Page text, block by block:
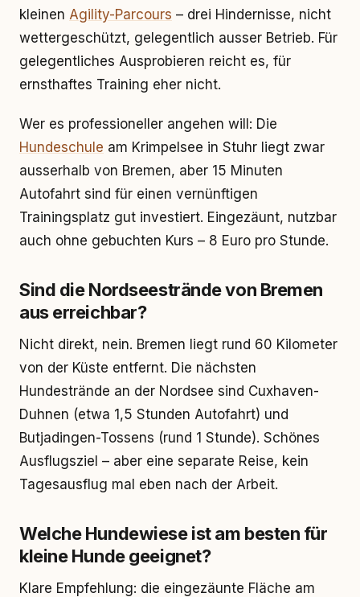
kleinen Agility-Parcours – drei Hindernisse, nicht
wettergeschützt, gelegentlich ausser Betrieb. Für
gelegentliches Ausprobieren reicht es, für
ernsthaftes Training eher nicht.
Wer es professioneller angehen will: Die
Hundeschule am Krimpelsee in Stuhr liegt zwar
ausserhalb von Bremen, aber 15 Minuten
Autofahrt sind für einen vernünftigen
Trainingsplatz gut investiert. Eingezäunt, nutzbar
auch ohne gebuchten Kurs – 8 Euro pro Stunde.
Sind die Nordseestrände von Bremen
aus erreichbar?
Nicht direkt, nein. Bremen liegt rund 60 Kilometer
von der Küste entfernt. Die nächsten
Hundestrände an der Nordsee sind Cuxhaven-
Duhnen (etwa 1,5 Stunden Autofahrt) und
Butjadingen-Tossens (rund 1 Stunde). Schönes
Ausflugsziel – aber eine separate Reise, kein
Tagesausflug mal eben nach der Arbeit.
Welche Hundewiese ist am besten für
kleine Hunde geeignet?
Klare Empfehlung: die eingezäunte Fläche am